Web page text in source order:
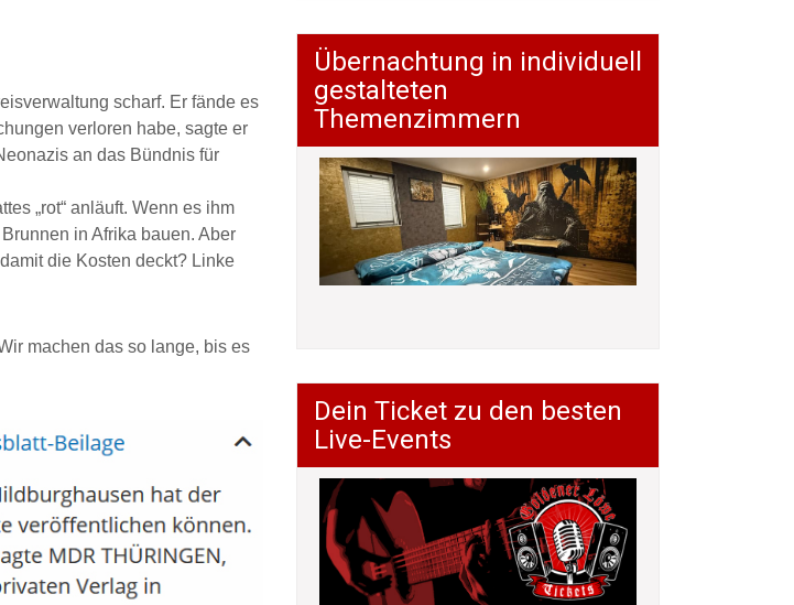
scharf. Er fände es
verloren habe, sagte er
an das Bündnis für
„rot“ anläuft. Wenn es ihm
in Afrika bauen. Aber
die Kosten deckt? Linke
machen das so lange, bis es
Übernachtung in individuell
gestalteten
Themenzimmern
Dein Ticket zu den besten
Live-Events